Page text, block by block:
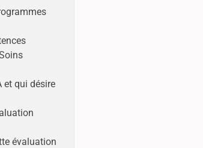
et qui désire
évaluation